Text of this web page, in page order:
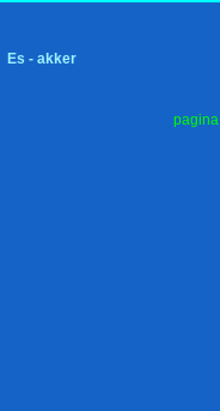
Es - akker
pagina